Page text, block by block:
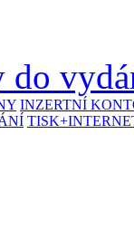
do
INZERTNÍ